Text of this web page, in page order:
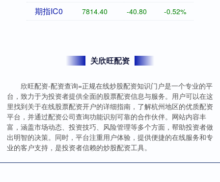
期指IC0 7814.40 -40.80 -0.52%
关欣旺配资
欣旺配资-配资查询=正规在线炒股配资知识门户是一个专业的平
台，致力于为投资者提供全面的股票配资信息与服务。用户可以在这
里找到关于在线股票配资开户的详细指南，了解杭州地区的优质配资
平台，并通过配资公司查询功能识别可靠的合作伙伴。网站内容丰
富，涵盖市场动态、投资技巧、风险管理等多个方面，帮助投资者做
出明智的决策。同时，平台注重用户体验，提供便捷的在线服务和专
业的客户支持，是投资者信赖的炒股配资工具。